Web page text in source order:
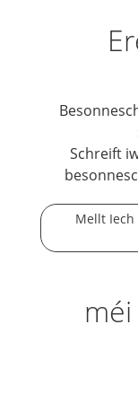
Schreift
Mellt